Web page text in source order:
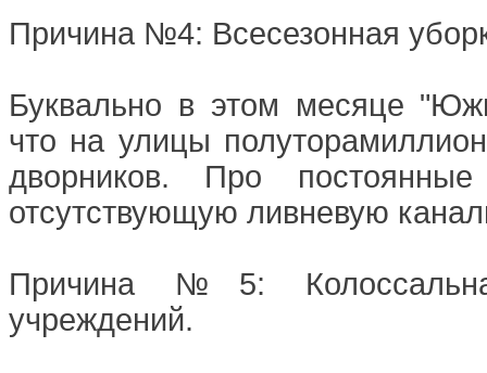
Причина №4: Всесезонная
Буквально в этом месяце
что на улицы
дворников. Про
отсутствующую ливневую
Причина №5:
учреждений.